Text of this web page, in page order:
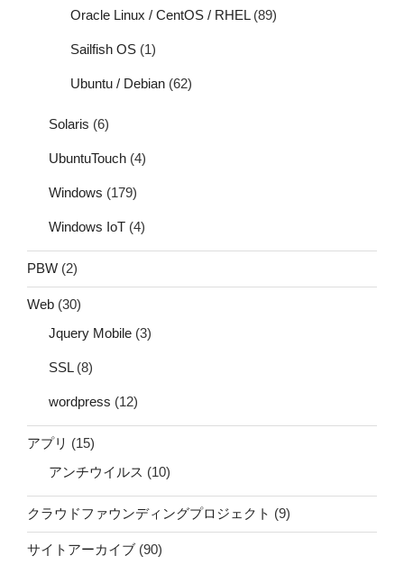
Oracle Linux / CentOS / RHEL(89)
Sailfish OS (1)
Ubuntu / Debian (62)
Solaris (6)
UbuntuTouch (4)
Windows (179)
Windows IoT (4)
PBW (2)
Web (30)
Jquery Mobile (3)
SSL(8)
wordpress (12)
アプリ (15)
アンチウイルス (10)
クラウドファウンディングプロジェクト (9)
サイトアーカイブ (90)